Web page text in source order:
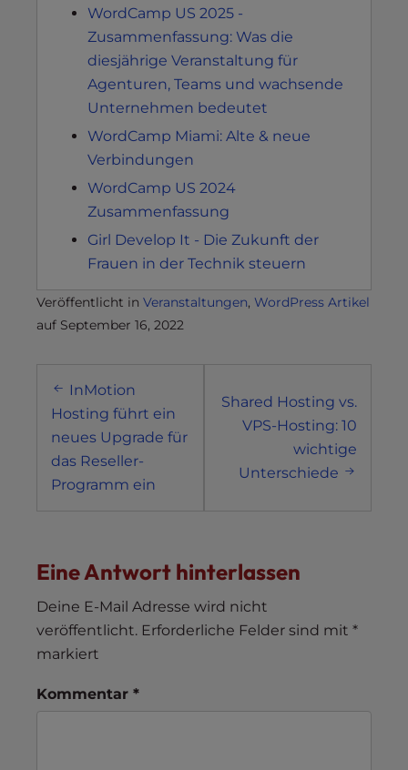
WordCamp US 2025 -
Zusammenfassung: Was die
diesjährige Veranstaltung für
Agenturen, Teams und wachsende
Unternehmen bedeutet
WordCamp Miami: Alte & neue
Verbindungen
WordCamp US 2024
Zusammenfassung
Girl Develop It - Die Zukunft der
Frauen in der Technik steuern
Veröffentlicht in Veranstaltungen, WordPress Artikel
auf September 16, 2022
Post
navigation
InMotion
Hosting führt ein
neues Upgrade für
das Reseller-
Programm ein
Shared Hosting vs.
VPS-Hosting: 10
wichtige
Unterschiede
Eine Antwort hinterlassen
Deine E-Mail Adresse wird nicht
veröffentlicht. Erforderliche Felder sind mit *
markiert
Kommentar *